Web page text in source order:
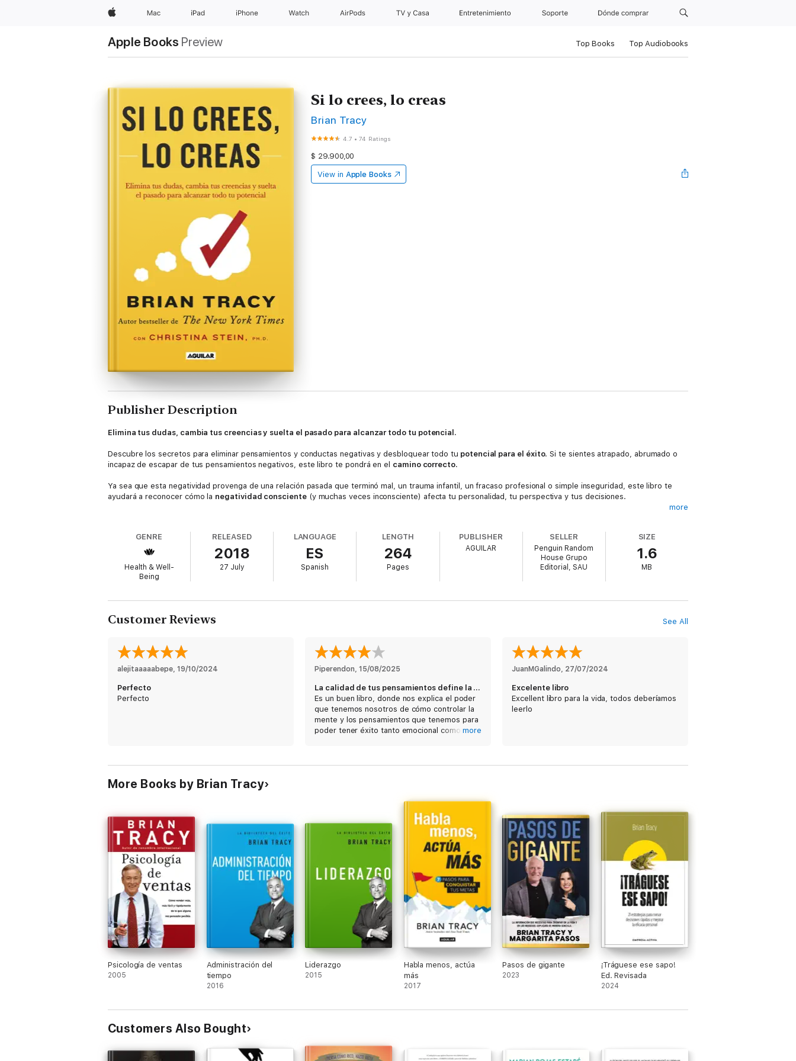
Apple Mac iPad iPhone Watch AirPods TV y Casa Entretenimiento Soporte Dónde comprar
Apple Books Preview Top Books Top Audiobooks
Si lo crees, lo creas
Brian Tracy
4.7 •74 Ratings
$ 29.900,00
View in Apple Books
Publisher Description
Elimina tus dudas, cambia tus creencias y suelta el pasado para alcanzar todo tu potencial.
Descubre los secretos para eliminar pensamientos y conductas negativas y desbloquear todo tu potencial para el éxito. Si te sientes atrapado, abrumado o
incapaz de escapar de tus pensamientos negativos, este libro te pondrá en el camino correcto.
Ya sea que esta negatividad provenga de una relación pasada que terminó mal, un trauma infantil, un fracaso profesional o simple inseguridad, este libro te
ayudará a reconocer cómo la negatividad consciente(y muchas veces inconsciente) afecta tu personalidad, tu perspectiva y tus decisiones.
en positivo y a aceptar cambios de vida inesperados sin caer en viejos patrones negativos para alcanzar tus metas y
sentirte satisfecho.
"Recomiendo encarecidamente este libro, sin importar dónde te encuentres en tu camino al éxito. No sólo te ayudará a llegar allí, sino que llegarás más rápido".
DON M. GREEN, director ejecutivo de la Fundación Napoleon Hill
more
GENRE
Health & Well-
Being
RELEASED
2018
27 July
LANGUAGE
ES
Spanish
LENGTH
264
Pages
PUBLISHER
AGUILAR
SELLER
Penguin Random
House Grupo
Editorial, SAU
SIZE
1.6
MB
Customer Reviews See All
alejitaaaaabepe, 19/10/2024
Perfecto
Perfecto
Piperendon, 15/08/2025
La calidad de tus pensamientos define la calidad de tu vida
Es un buen libro, donde nos explica el poder
que tenemos nosotros de cómo controlar la
mente y los pensamientos que tenemos para
poder tener éxito tanto emocional como
para todo tipo de persona, brian es un
hombre muy inteligente, con muchos
estudios y se nota que sabe lo que está
diciendo y enseñando.
more
JuanMGalindo, 27/07/2024
Excelente libro
Excellent libro para la vida, todos deberíamos
leerlo
More Books by Brian Tracy
Psicología de ventas
2005
Administración del
tiempo
2016
Liderazgo
2015
Habla menos, actúa
más
2017
Pasos de gigante
2023
¡Tráguese ese sapo!
Ed. Revisada
2024
Customers Also Bought